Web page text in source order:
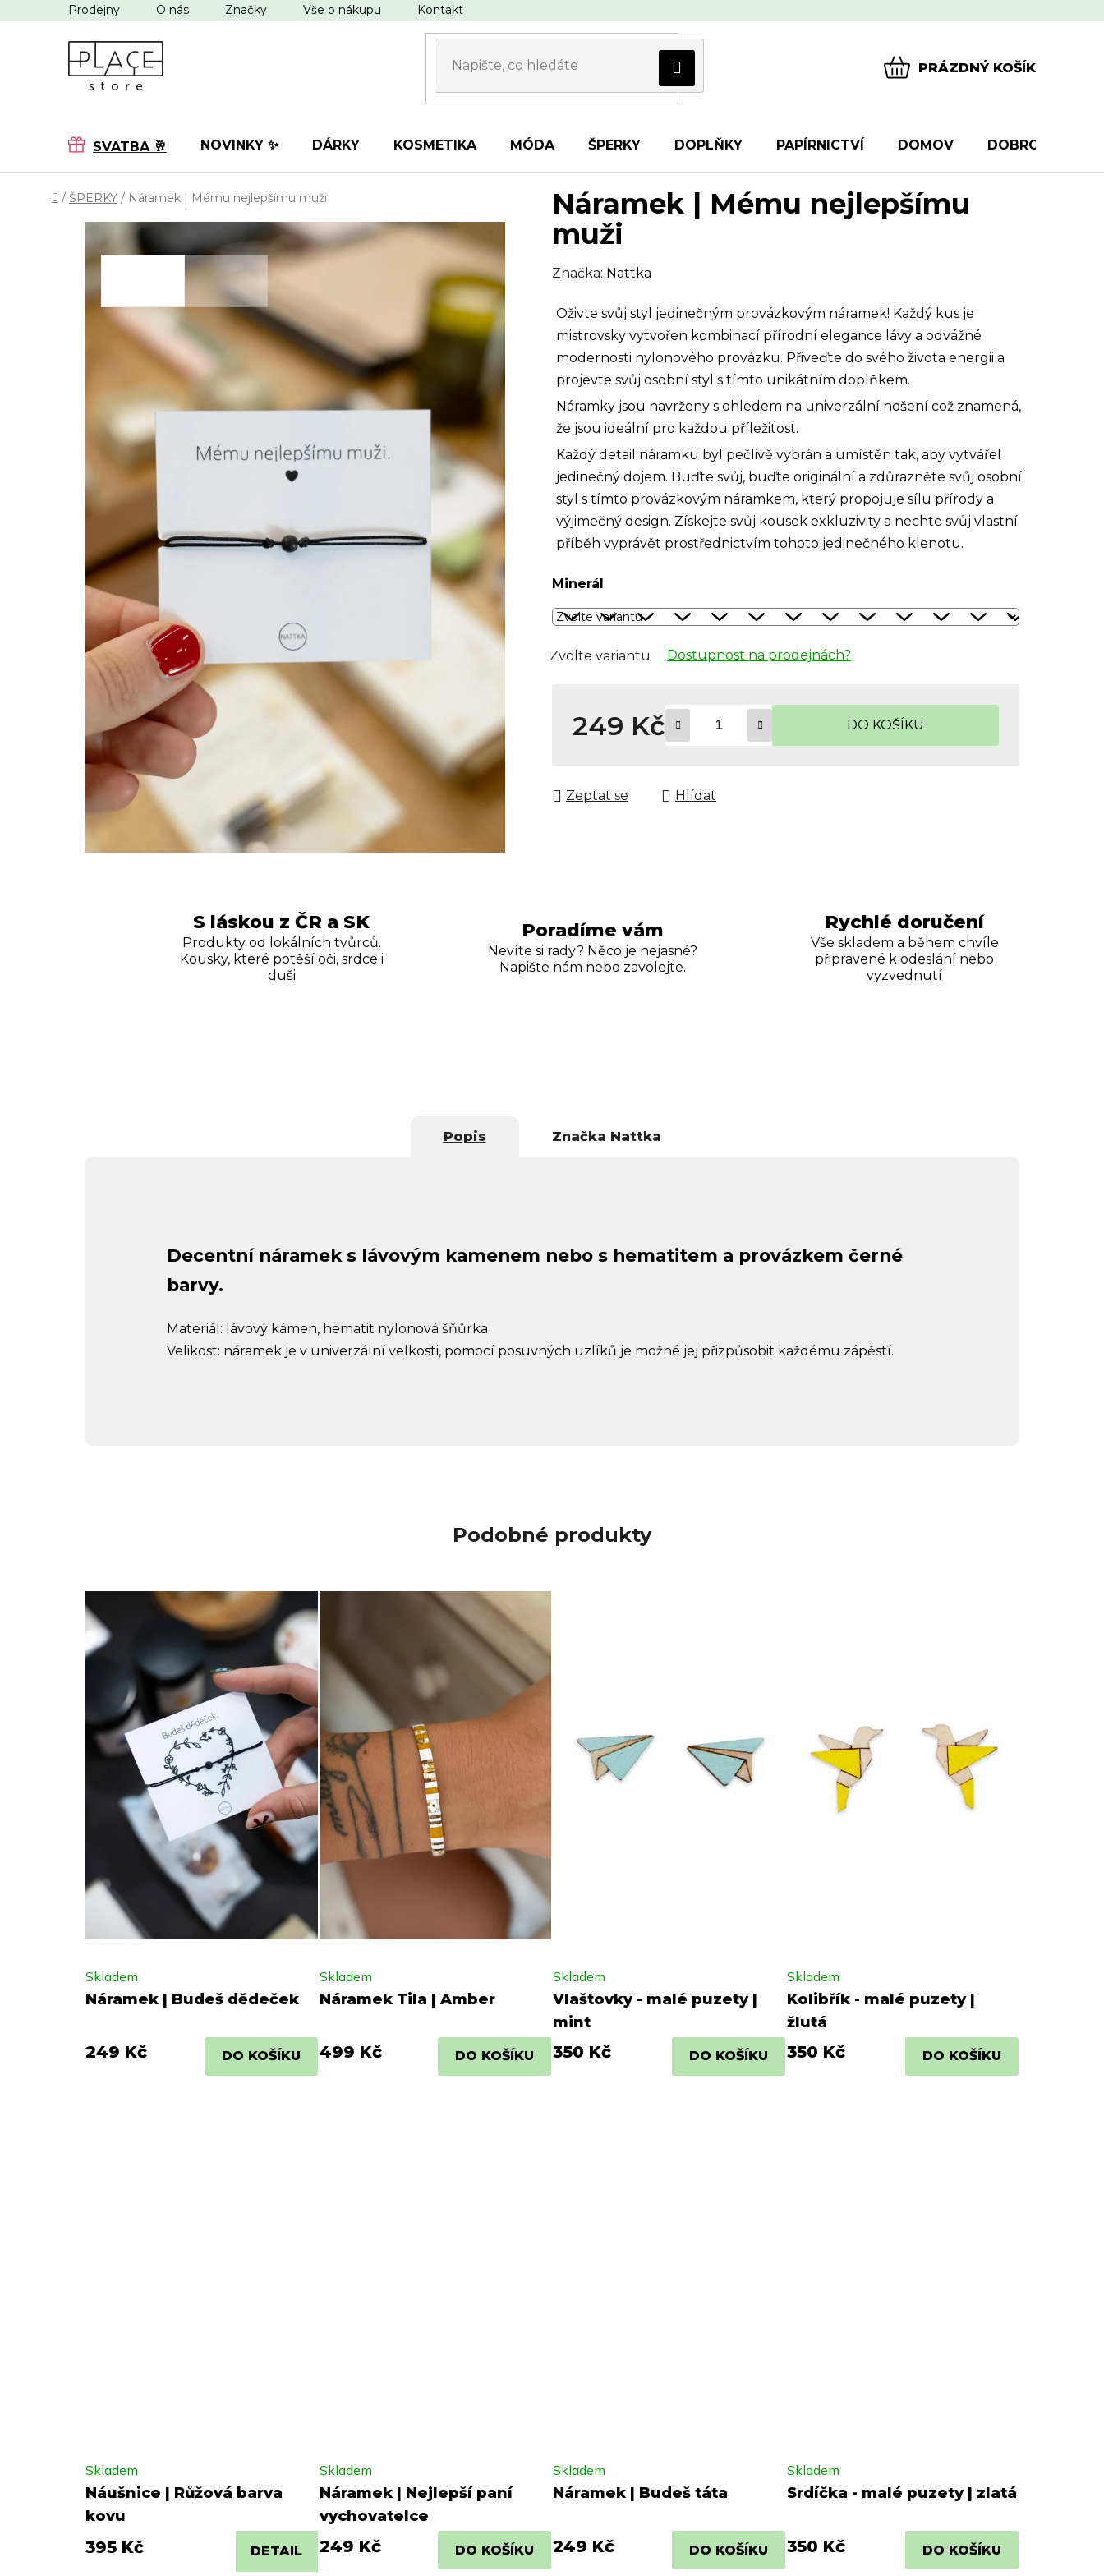
na
Prodejny O nás Značky Vše o nákupu Kontakt
PRÁZDNÝ KOŠÍK
SVATBA 🥂 NOVINKY ✨ DÁRKY KOSMETIKA MÓDA ŠPERKY DOPLŇKY PAPÍRNICTVÍ DOMOV DOBROTY
Domů
/ ŠPERKY / Náramek | Mému nejlepšímu muži
Náramek | Mému nejlepšímu
muži
Značka: Nattka
Oživte svůj styl jedinečným provázkovým náramek! Každý kus je
mistrovsky vytvořen kombinací přírodní elegance lávy a odvážné
modernosti nylonového provázku. Přiveďte do svého života energii a
projevte svůj osobní styl s tímto unikátním doplňkem.
Náramky jsou navrženy s ohledem na univerzální nošení což znamená,
že jsou ideální pro každou příležitost.
Každý detail náramku byl pečlivě vybrán a umístěn tak, aby vytvářel
jedinečný dojem. Buďte svůj, buďte originální a zdůrazněte svůj osobní
styl s tímto provázkovým náramkem, který propojuje sílu přírody a
výjimečný design. Získejte svůj kousek exkluzivity a nechte svůj vlastní
příběh vyprávět prostřednictvím tohoto jedinečného klenotu.
Minerál
Zvolte variantu Dostupnost na prodejnách?
249 Kč DO KOŠÍKU
Zeptat se Hlídat
S láskou z ČR a SK
Produkty od lokálních tvůrců.
Kousky, které potěší oči, srdce i
duši
Poradíme vám
Nevíte si rady? Něco je nejasné?
Napište nám nebo zavolejte.
Rychlé doručení
Vše skladem a během chvíle
připravené k odeslání nebo
vyzvednutí
Popis Značka Nattka
Decentní náramek s lávovým kamenem nebo s hematitem a provázkem černé
barvy.
Materiál: lávový kámen, hematit nylonová šňůrka
Velikost: náramek je v univerzální velkosti, pomocí posuvných uzlíků je možné jej přizpůsobit každému zápěstí.
Podobné produkty
Náramek | Budeš dědeček
Skladem
249 Kč DO KOŠÍKU
Náramek Tila | Amber
Skladem
499 Kč DO KOŠÍKU
Vlaštovky - malé puzety |
mint
Skladem
350 Kč DO KOŠÍKU
Kolibřík - malé puzety |
žlutá
Skladem
350 Kč DO KOŠÍKU
Náušnice | Růžová barva
kovu
Skladem
395 Kč DETAIL
Náramek | Nejlepší paní
vychovatelce
Skladem
249 Kč DO KOŠÍKU
Náramek | Budeš táta
Skladem
249 Kč DO KOŠÍKU
Srdíčka - malé puzety | zlatá
Skladem
350 Kč DO KOŠÍKU